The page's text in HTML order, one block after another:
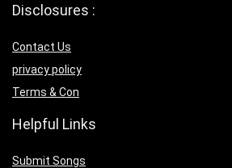
Disclosures :
Contact Us
privacy policy
Terms & Con
Helpful Links
Submit Songs